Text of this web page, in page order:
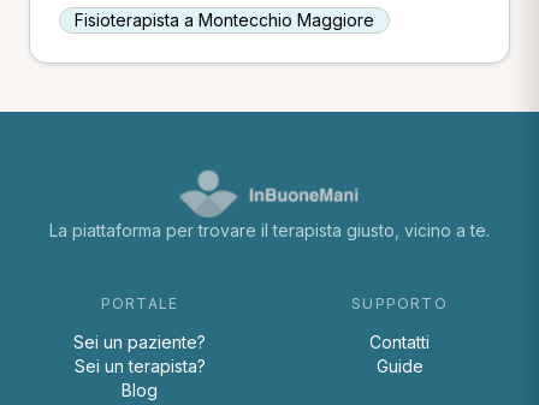
Fisioterapista a Montecchio Maggiore
La piattaforma per trovare il terapista giusto, vicino a te.
PORTALE
Sei un paziente?
Sei un terapista?
Blog
SUPPORTO
Contatti
Guide